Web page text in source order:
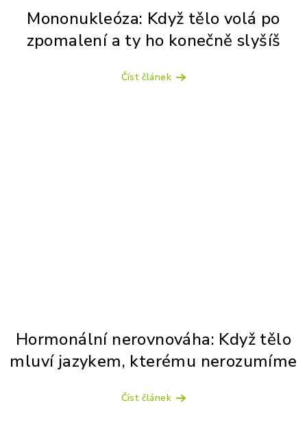
Mononukleóza: Když tělo volá po
zpomalení a ty ho konečně slyšíš
Číst článek
Hormonální nerovnováha: Když tělo
mluví jazykem, kterému nerozumíme
Číst článek